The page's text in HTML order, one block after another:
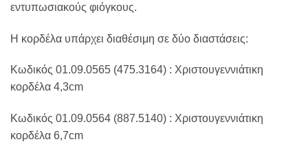
εντυπωσιακούς φιόγκους.
Η κορδέλα υπάρχει διαθέσιμη σε δύο διαστάσεις:
Κωδικός 01.09.0565 (475.3164) : Χριστουγεννιάτικη
κορδέλα 4,3cm
Κωδικός 01.09.0564 (887.5140) : Χριστουγεννιάτικη
κορδέλα 6,7cm